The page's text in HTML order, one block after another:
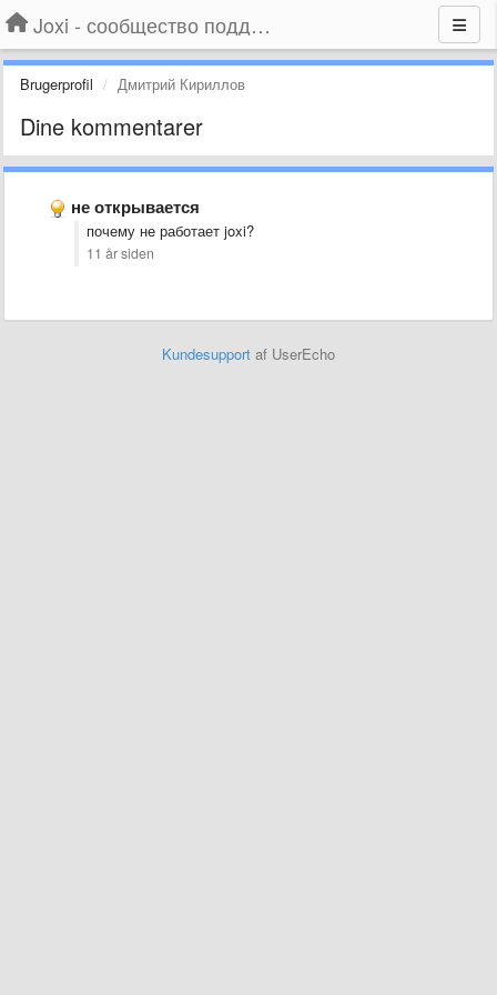
Joxi - сообщество поддержки
Brugerprofil Дмитрий Кириллов
Dine kommentarer
не открывается
почему не работает joxi?
11 år siden
Kundesupport af UserEcho